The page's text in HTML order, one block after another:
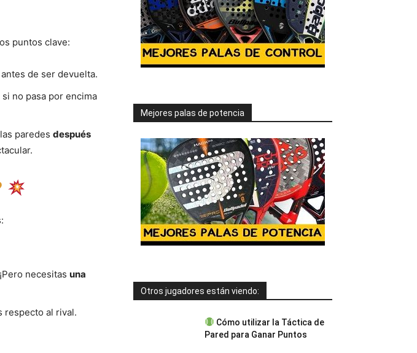
puntos clave:
antes de ser devuelta.
no pasa por encima
paredes después
necesitas una
respecto al rival.
Mejores palas de potencia
Otros jugadores están viendo:
Cómo utilizar la Táctica de
Pared para Ganar Puntos